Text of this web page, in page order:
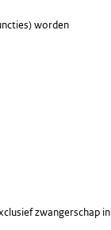
worden
zwangerschap in